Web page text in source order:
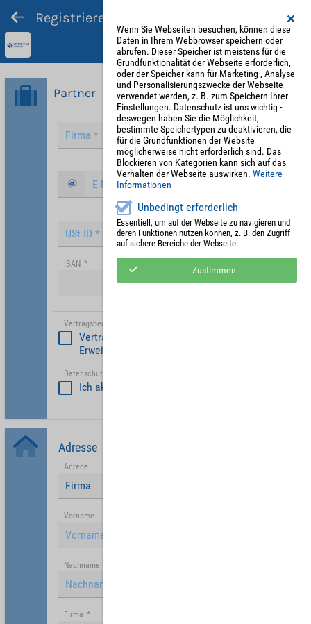
Registrieren und Angebot abgeben
Partner
IBAN *
Vertragsbedinungen akzeptieren
Vertragsbedinungen akzeptieren
Erweiterte Vertragsbedingungen Partner
Datenschutzerklärung akzeptiert
Ich akzeptiere die
Adresse
Anrede
Firma
Vorname
Nachname
Firma *
Wenn Sie Webseiten besuchen, können diese
Daten in Ihrem Webbrowser speichern oder
abrufen. Dieser Speicher ist meistens für die
Grundfunktionalität der Webseite erforderlich,
oder der Speicher kann für Marketing-, Analyse-
und Personalisierungszwecke der Webseite
verwendet werden, z. B. zum Speichern Ihrer
Einstellungen. Datenschutz ist uns wichtig -
deswegen haben Sie die Möglichkeit,
bestimmte Speichertypen zu deaktivieren, die
für die Grundfunktionen der Website
möglicherweise nicht erforderlich sind. Das
Blockieren von Kategorien kann sich auf das
Verhalten der Webseite auswirken. Weitere
Informationen
Unbedingt erforderlich
Essentiell, um auf der Webseite zu navigieren und
deren Funktionen nutzen können, z. B. den Zugriff
auf sichere Bereiche der Webseite.
Zustimmen